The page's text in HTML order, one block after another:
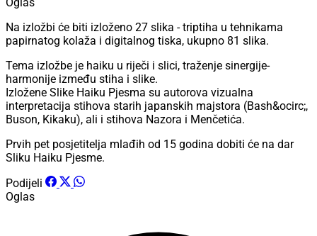
Oglas
Na izložbi će biti izloženo 27 slika - triptiha u tehnikama
papirnatog kolaža i digitalnog tiska, ukupno 81 slika.
Tema izložbe je haiku u riječi i slici, traženje sinergije-
harmonije između stiha i slike.
Izložene Slike Haiku Pjesma su autorova vizualna
interpretacija stihova starih japanskih majstora (Bash&ocirc;,
Buson, Kikaku), ali i stihova Nazora i Menčetića.
Prvih pet posjetitelja mlađih od 15 godina dobiti će na dar
Sliku Haiku Pjesme.
Podijeli
Oglas